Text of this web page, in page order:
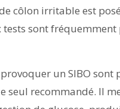
côlon irritable est
sont
un SIBO sont
recommandé. Il